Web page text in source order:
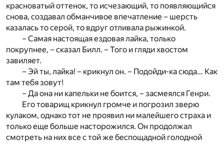
красноватый оттенок, то исчезающий, то появляющийся
снова, создавал обманчивое впечатление – шерсть
казалась то серой, то вдруг отливала рыжинкой.
– Самая настоящая ездовая лайка, только
покрупнее, – сказал Билл. – Того и гляди хвостом
завиляет.
– Эй ты, лайка! – крикнул он. – Подойди-ка сюда… Как
там тебя зовут!
– Да она ни капельки не боится, – засмеялся Генри.
Его товарищ крикнул громче и погрозил зверю
кулаком, однако тот не проявил ни малейшего страха и
только еще больше насторожился. Он продолжал
смотреть на них все с той же беспощадной голодной